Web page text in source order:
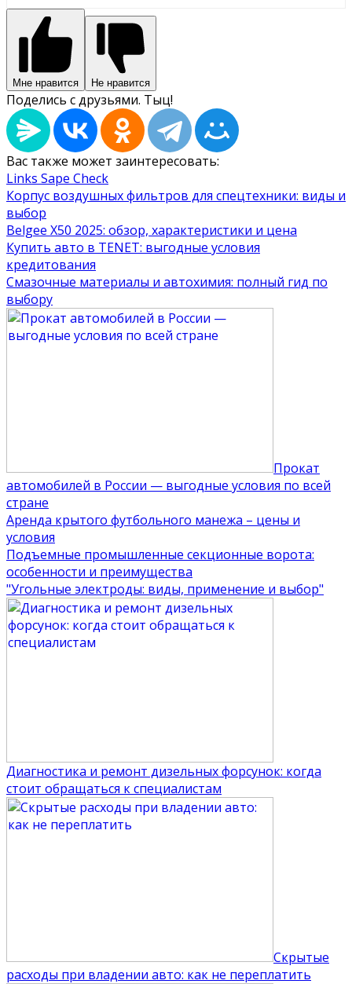
Мне нравится Не нравится
Поделись с друзьями. Тыц!
Вас также может заинтересовать:
Links Sape Check
Корпус воздушных фильтров для спецтехники: виды и
выбор
Belgee X50 2025: обзор, характеристики и цена
Купить авто в TENET: выгодные условия
кредитования
Смазочные материалы и автохимия: полный гид по
выбору
Прокат
автомобилей в России — выгодные условия по всей
стране
Аренда крытого футбольного манежа – цены и
условия
Подъемные промышленные секционные ворота:
особенности и преимущества
"Угольные электроды: виды, применение и выбор"
Диагностика и ремонт дизельных форсунок: когда
стоит обращаться к специалистам
Скрытые
расходы при владении авто: как не переплатить